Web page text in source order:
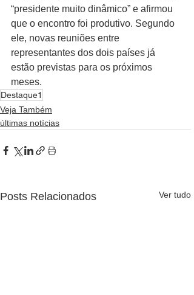
“presidente muito dinâmico” e afirmou
que o encontro foi produtivo. Segundo
ele, novas reuniões entre
representantes dos dois países já
estão previstas para os próximos
meses.
Destaque1
Veja Também
últimas notícias
Posts Relacionados Ver tudo